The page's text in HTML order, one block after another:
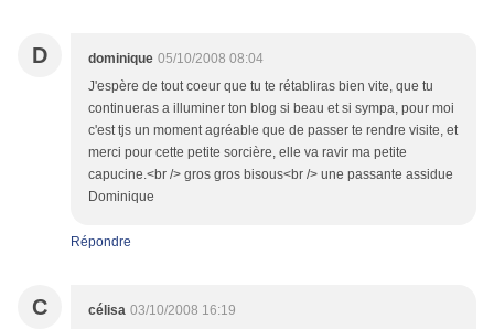
D dominique 05/10/2008 08:04
J'espère de tout coeur que tu te rétabliras bien vite, que tu
continueras a illuminer ton blog si beau et si sympa, pour moi
c'est tjs un moment agréable que de passer te rendre visite, et
merci pour cette petite sorcière, elle va ravir ma petite
capucine.<br /> gros gros bisous<br /> une passante assidue
Dominique
Répondre
C célisa 03/10/2008 16:19